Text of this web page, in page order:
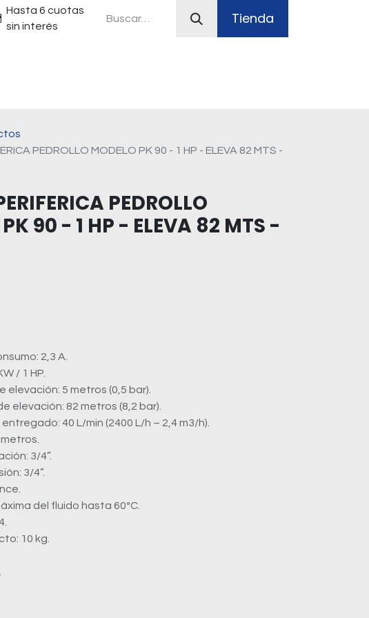
Hasta 6 cuotas
sin interés
Tienda
PEDROLLO MODELO PK 90 - 1 HP - ELEVA 82 MTS -
PEDROLLO
90 - 1 HP - ELEVA 82 MTS -
2,3 A.
/ 1 HP.
elevación: 5 metros (0,5 bar).
elevación: 82 metros (8,2 bar).
40 L/min (2400 L/h – 2,4 m3/h).
3/4”.
3/4”.
del fluido hasta 60ºC.
10 kg.